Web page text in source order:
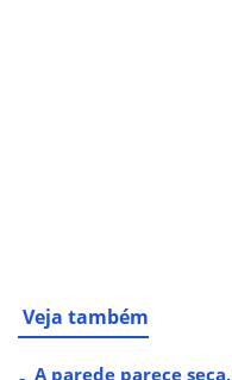
Veja também
A parede parece